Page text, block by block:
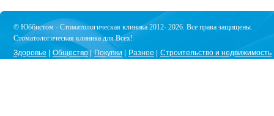
© Юббистом - Стоматологическая клиника 2012- 2026. Все права защищены.
Стоматологическая клиника для Всех!
Здоровье
Общество Покупки Разное Строительство и недвижимость